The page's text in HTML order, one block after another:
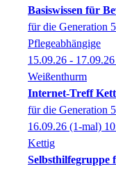
Basiswissen für
für die Generation
Pflegeabhängige
15.09.26 - 17.09.26
Weißenthurm
Internet-Treff
für die Generation
16.09.26 (1-mal)
Kettig
Selbsthilfegruppe